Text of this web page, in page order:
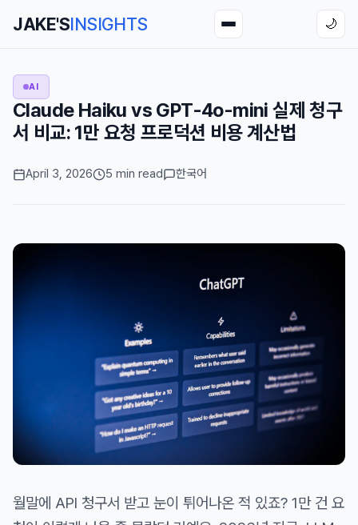
JAKE'SINSIGHTS 🌙
AI
Claude Haiku vs GPT-4o-mini 실제 청구
서 비교: 1만 요청 프로덕션 비용 계산법
April 3, 2026 5 min read 한국어
월말에 API 청구서 받고 눈이 튀어나온 적 있죠? 1만 건 요